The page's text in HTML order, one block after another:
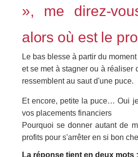
», me direz-
alors où est le
Le bas blesse à partir du
et se met à stagner ou à réaliser
ressemblent au saut d'une puce.
Et encore, petite la puce… Oui
vos placements financiers
Pourquoi se donner autant de
profits pour s'arrêter en si bon
La réponse tient en deux mots